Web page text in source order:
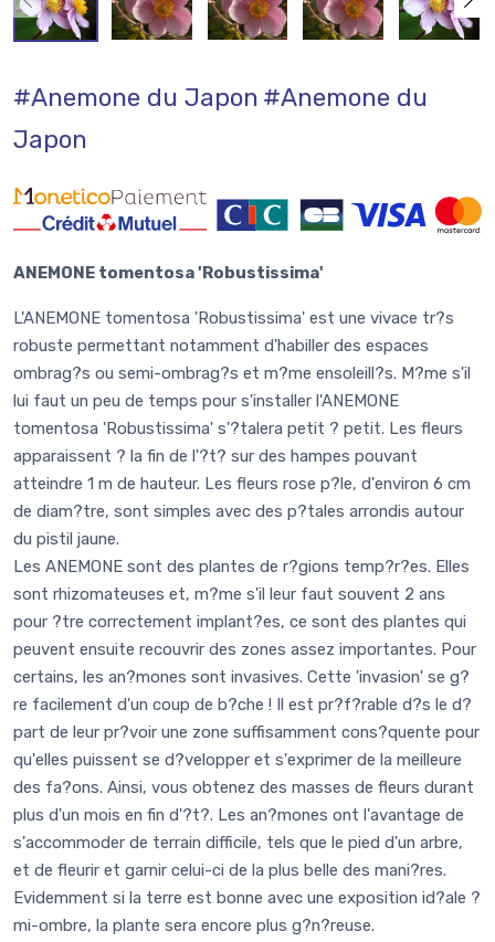
#Anemone du Japon #Anemone du
Japon
ANEMONE tomentosa 'Robustissima'
L'ANEMONE tomentosa 'Robustissima' est une vivace tr?s
robuste permettant notamment d'habiller des espaces
ombrag?s ou semi-ombrag?s et m?me ensoleill?s. M?me s'il
lui faut un peu de temps pour s'installer l'ANEMONE
tomentosa 'Robustissima' s'?talera petit ? petit. Les fleurs
apparaissent ? la fin de l'?t? sur des hampes pouvant
atteindre 1 m de hauteur. Les fleurs rose p?le, d'environ 6 cm
de diam?tre, sont simples avec des p?tales arrondis autour
du pistil jaune.
Les ANEMONE sont des plantes de r?gions temp?r?es. Elles
sont rhizomateuses et, m?me s'il leur faut souvent 2 ans
pour ?tre correctement implant?es, ce sont des plantes qui
peuvent ensuite recouvrir des zones assez importantes. Pour
certains, les an?mones sont invasives. Cette 'invasion' se g?
re facilement d'un coup de b?che ! Il est pr?f?rable d?s le d?
part de leur pr?voir une zone suffisamment cons?quente pour
qu'elles puissent se d?velopper et s'exprimer de la meilleure
des fa?ons. Ainsi, vous obtenez des masses de fleurs durant
plus d'un mois en fin d'?t?. Les an?mones ont l'avantage de
s'accommoder de terrain difficile, tels que le pied d'un arbre,
et de fleurir et garnir celui-ci de la plus belle des mani?res.
Evidemment si la terre est bonne avec une exposition id?ale ?
mi-ombre, la plante sera encore plus g?n?reuse.